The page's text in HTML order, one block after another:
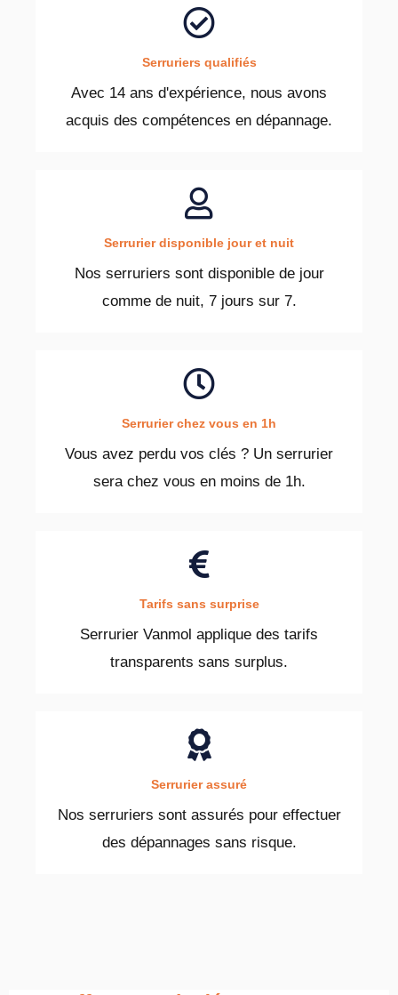
Serruriers qualifiés
Avec 14 ans d'expérience, nous avons
acquis des compétences en dépannage.
Serrurier disponible jour et nuit
Nos serruriers sont disponible de jour
comme de nuit, 7 jours sur 7.
Serrurier chez vous en 1h
Vous avez perdu vos clés ? Un serrurier
sera chez vous en moins de 1h.
Tarifs sans surprise
Serrurier Vanmol applique des tarifs
transparents sans surplus.
Serrurier assuré
Nos serruriers sont assurés pour effectuer
des dépannages sans risque.